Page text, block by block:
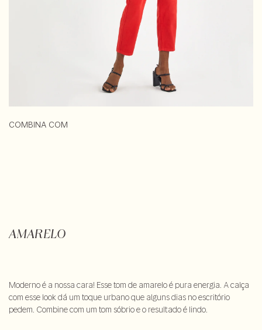
COMBINA COM
AMARELO
Moderno é a nossa cara! Esse tom de amarelo é pura energia. A calça
com esse look dá um toque urbano que alguns dias no escritório
pedem. Combine com um tom sóbrio e o resultado é lindo.